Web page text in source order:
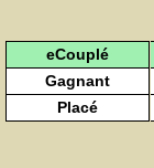
eCouplé
Gagnant
Placé